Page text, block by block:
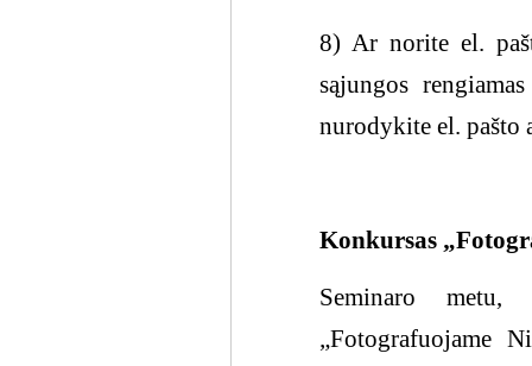
8) Ar norite el.
sąjungos
nurodykite el. pašto
Konkursas
Seminaro
„Fotografuojame